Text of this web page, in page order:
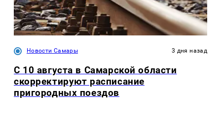
Новости Самары 3 дня назад
С 10 августа в Самарской области
скорректируют расписание
пригородных поездов